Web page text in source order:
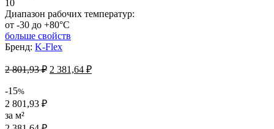
10
Диапазон рабочих температур:
от -30 до +80°C
больше свойств
Бренд: K-Flex
2 801,93₽ Первоначальная
2 381,64 ₽Текущая
-15%
2 801,93 ₽
за м²